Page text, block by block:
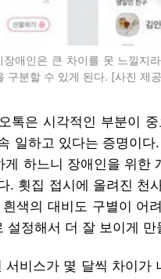
애인은 큰 차이를 못 느낄지
구분할 수 있게 된다. [사진 제
톡은 시각적인 부분이
일하고 있다는 증명이
하느니 장애인을 위한
. 횟집 접시에 올려진 천
색의 대비도 구별이 어
설정해서 더 잘 보이게 만
비스가 몇 달씩 차이가